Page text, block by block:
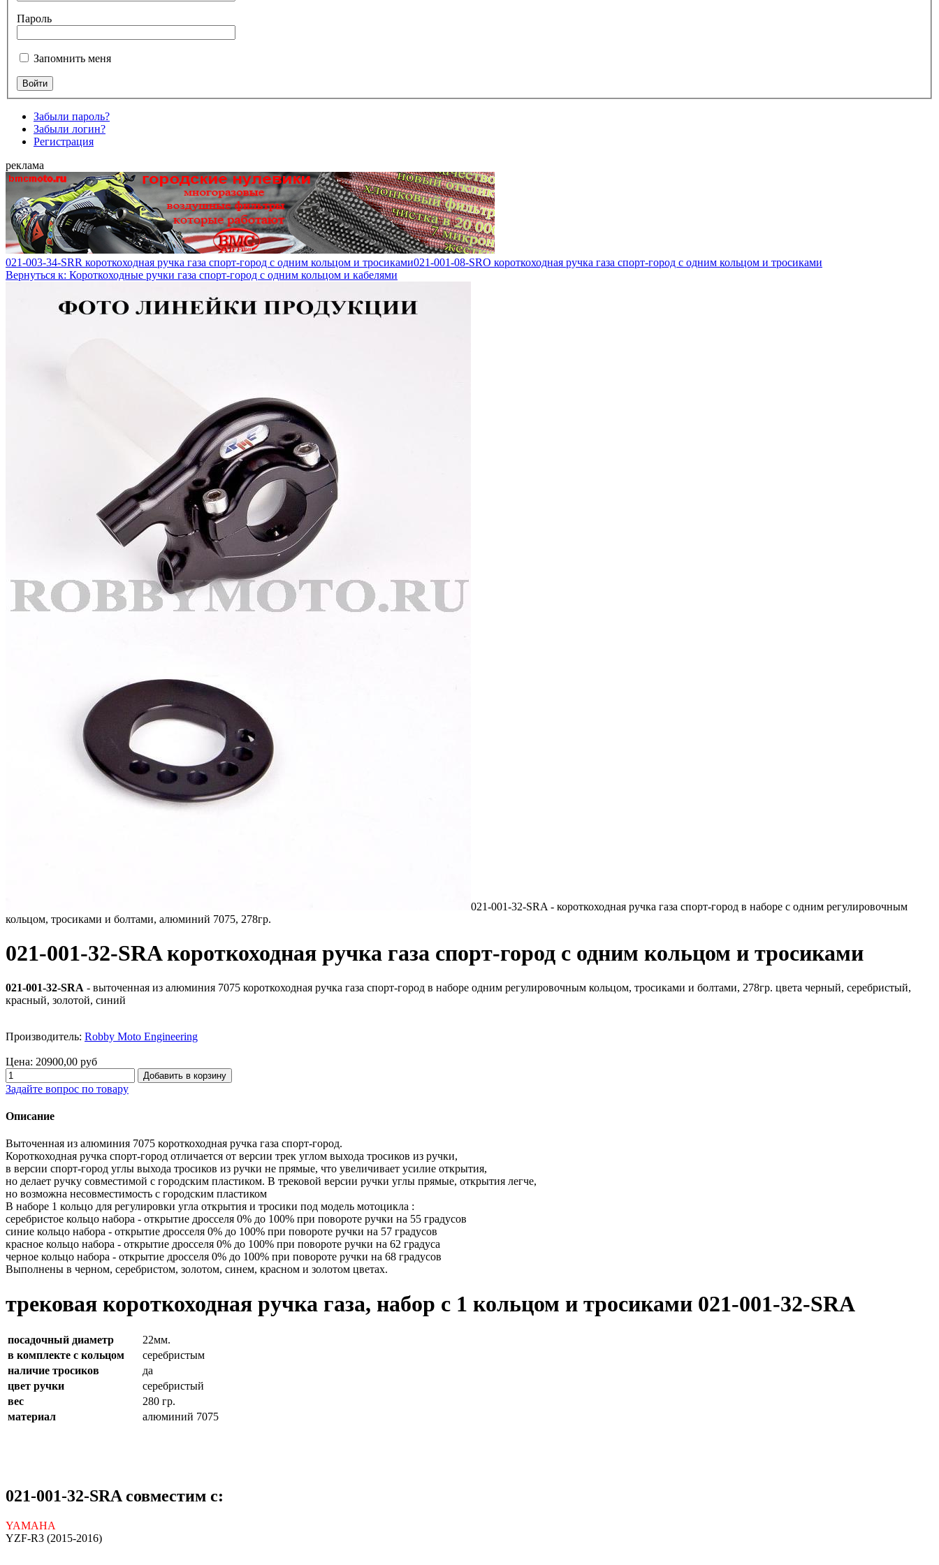
Пароль
Запомнить меня
Забыли пароль?
Забыли логин?
Регистрация
реклама
021-003-34-SRR короткоходная ручка газа спорт-город с одним кольцом и тросиками021-001-08-SRO короткоходная ручка газа спорт-город с одним кольцом и тросиками
Вернуться к: Короткоходные ручки газа спорт-город с одним кольцом и кабелями
021-001-32-SRA - короткоходная ручка газа спорт-город в наборе с одним регулировочным
кольцом, тросиками и болтами, алюминий 7075, 278гр.
021-001-32-SRA короткоходная ручка газа спорт-город с одним кольцом и тросиками
021-001-32-SRA - выточенная из алюминия 7075 короткоходная ручка газа спорт-город в наборе одним регулировочным кольцом, тросиками и болтами, 278гр. цвета черный, серебристый,
красный, золотой, синий
Производитель: Robby Moto Engineering
Цена: 20900,00 руб
Задайте вопрос по товару
Описание
Выточенная из алюминия 7075 короткоходная ручка газа спорт-город.
Короткоходная ручка спорт-город отличается от версии трек углом выхода тросиков из ручки,
в версии спорт-город углы выхода тросиков из ручки не прямые, что увеличивает усилие открытия,
но делает ручку совместимой с городским пластиком. В трековой версии ручки углы прямые, открытия легче,
но возможна несовместимость с городским пластиком
В наборе 1 кольцо для регулировки угла открытия и тросики под модель мотоцикла :
серебристое кольцо набора - открытие дросселя 0% до 100% при повороте ручки на 55 градусов
синие кольцо набора - открытие дросселя 0% до 100% при повороте ручки на 57 градусов
красное кольцо набора - открытие дросселя 0% до 100% при повороте ручки на 62 градуса
черное кольцо набора - открытие дросселя 0% до 100% при повороте ручки на 68 градусов
Выполнены в черном, серебристом, золотом, синем, красном и золотом цветах.
трековая короткоходная ручка газа, набор с 1 кольцом и тросиками 021-001-32-SRA
посадочный диаметр
22мм.
в комплекте с кольцом
серебристым
наличие тросиков
да
цвет ручки
серебристый
вес
280 гр.
материал
алюминий 7075
021-001-32-SRA совместим с:
YAMAHA
YZF-R3 (2015-2016)